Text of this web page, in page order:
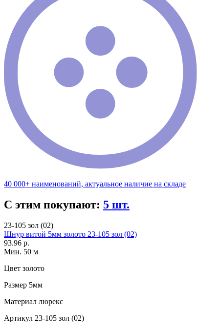
40 000+ наименований, актуальное наличие на складе
С этим покупают: 5 шт.
23-105 зол (02)
Шнур витой 5мм золото 23-105 зол (02)
93.96 р.
Мин. 50 м
Цвет золото
Размер 5мм
Материал люрекс
Артикул 23-105 зол (02)